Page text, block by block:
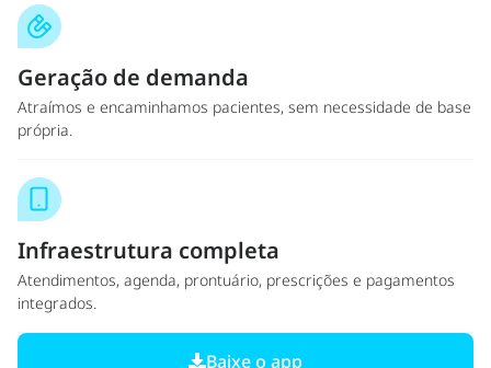
Geração de demanda
Atraímos e encaminhamos pacientes, sem necessidade de base
própria.
Infraestrutura completa
Atendimentos, agenda, prontuário, prescrições e pagamentos
integrados.
Baixe o app